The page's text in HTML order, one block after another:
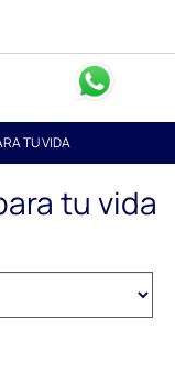
TU VIDA
tu vida